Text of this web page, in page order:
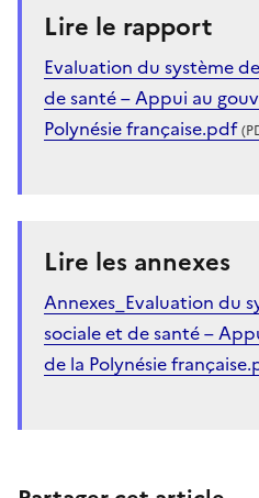
Lire le rapport
Evaluation du système
de santé – Appui au
Polynésie française.pdf
Lire les annexes
Annexes_Evaluation du
sociale et de santé –
de la Polynésie